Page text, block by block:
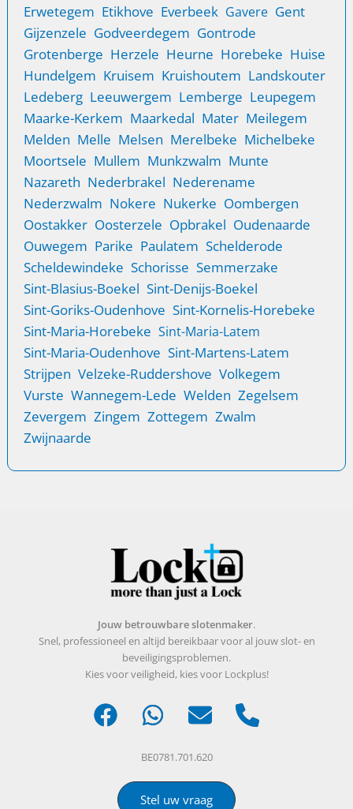
Erwetegem Etikhove Everbeek Gavere Gent
Gijzenzele Godveerdegem Gontrode
Grotenberge Herzele Heurne Horebeke Huise
Hundelgem Kruisem Kruishoutem Landskouter
Ledeberg Leeuwergem Lemberge Leupegem
Maarke-Kerkem Maarkedal Mater Meilegem
Melden Melle Melsen Merelbeke Michelbeke
Moortsele Mullem Munkzwalm Munte
Nazareth Nederbrakel Nederename
Nederzwalm Nokere Nukerke Oombergen
Oostakker Oosterzele Opbrakel Oudenaarde
Ouwegem Parike Paulatem Schelderode
Scheldewindeke Schorisse Semmerzake
Sint-Blasius-Boekel Sint-Denijs-Boekel
Sint-Goriks-Oudenhove Sint-Kornelis-Horebeke
Sint-Maria-Horebeke Sint-Maria-Latem
Sint-Maria-Oudenhove Sint-Martens-Latem
Strijpen Velzeke-Ruddershove Volkegem
Vurste Wannegem-Lede Welden Zegelsem
Zevergem Zingem Zottegem Zwalm
Zwijnaarde
Jouw betrouwbare slotenmaker.
Snel, professioneel en altijd bereikbaar voor al jouw slot- en
beveiligingsproblemen.
Kies voor veiligheid, kies voor Lockplus!
BE0781.701.620
Stel uw vraag